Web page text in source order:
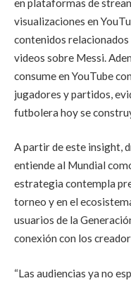
visualizaciones en
contenidos
videos sobre Messi.
consume en YouTube
jugadores y partidos,
futbolera hoy se
A partir de este insight,
entiende al Mundial
estrategia contempla
torneo y en el
usuarios de la
conexión con los
“Las audiencias ya no